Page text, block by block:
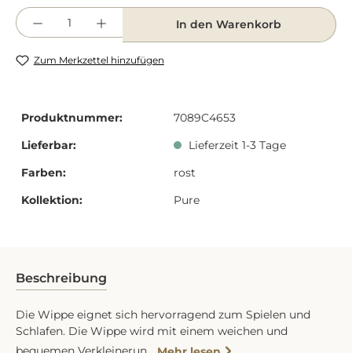
Produkt Anzahl: Gib den gewünschten
In den Warenkorb
Zum Merkzettel hinzufügen
Produktnummer:
7089C4653
Lieferbar:
Lieferzeit 1-3 Tage
Farben:
rost
Kollektion:
Pure
Beschreibung
Die Wippe eignet sich hervorragend zum Spielen und
Schlafen. Die Wippe wird mit einem weichen und